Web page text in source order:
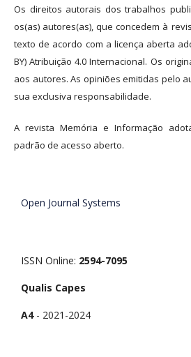
Os direitos autorais dos trabalhos
os(as) autores(as), que concedem à
texto de acordo com a licença aberta
BY) Atribuição 4.0 Internacional. Os
aos autores. As opiniões emitidas pelo
sua exclusiva responsabilidade.
A revista Memória e Informação
padrão de acesso aberto.
Open Journal Systems
ISSN Online: 2594-7095
Qualis Capes
A4- 2021-2024